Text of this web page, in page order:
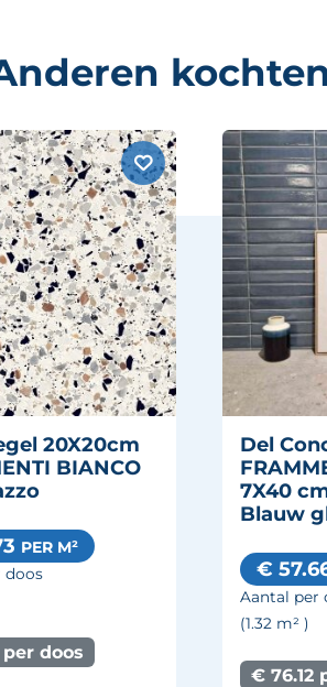
20X20cm
BIANCO
PER M²
doos
per doos
Del
7X40
Blauw
€
Aantal per
(1.32 m² )
€ 76.12